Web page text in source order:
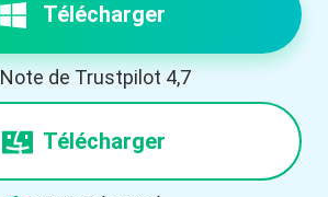
Télécharger
Note de Trustpilot 4,7
Télécharger